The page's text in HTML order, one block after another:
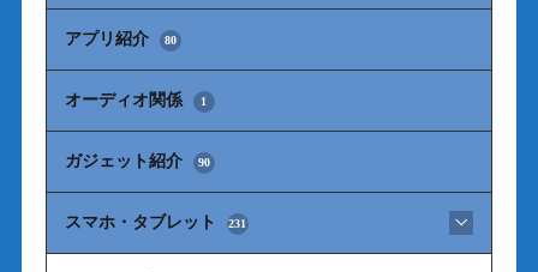
アプリ紹介 80
オーディオ関係 1
ガジェット紹介 90
スマホ・タブレット 231